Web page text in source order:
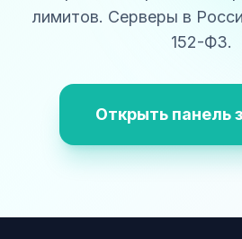
лимитов. Серверы в
152-ФЗ.
Открыть панель